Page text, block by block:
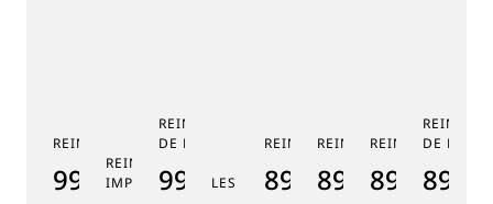
REINE DE NAPLES 9915
9915BB/58/964
REINE DE NAPLES PERLES
IMPÉRIALES
REINE DE NAPLES PHASE
DE LUNE 9935
9935BH/4Y/J40
LES JARDINS DU PETIT TRIANON
REINE DE NAPLES 8925
8925BH/5W/J40
REINE DE NAPLES 8918
8918BB/5D/
REINE DE
8938BB/
REINE
DE LUNE